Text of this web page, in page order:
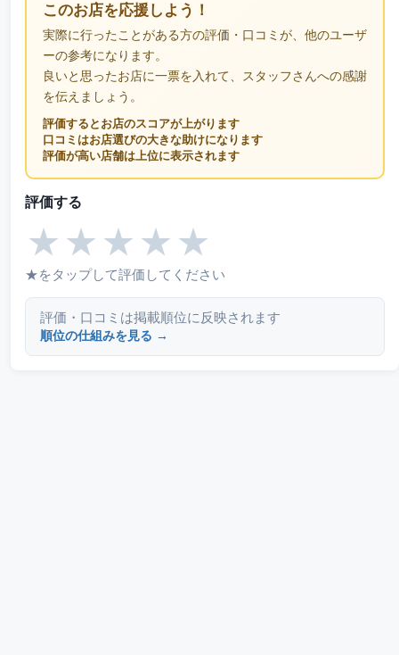
このお店を応援しよう！
実際に行ったことがある方の評価・口コミが、他のユーザ
ーの参考になります。
良いと思ったお店に一票を入れて、スタッフさんへの感謝
を伝えましょう。
評価するとお店のスコアが上がります
口コミはお店選びの大きな助けになります
評価が高い店舗は上位に表示されます
評価する
★ ★ ★ ★ ★
★をタップして評価してください
評価・口コミは掲載順位に反映されます
順位の仕組みを見る →